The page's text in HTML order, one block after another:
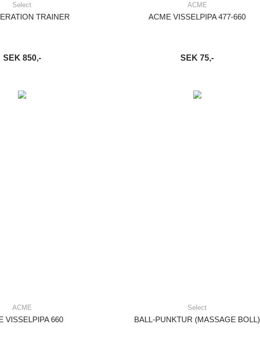
Select
TRAINER
SEK 850,-
ACME
ACME VISSELPIPA 477-660
SEK 75,-
ACME
VISSELPIPA 660
Select
BALL-PUNKTUR (MASSAGE BOLL)